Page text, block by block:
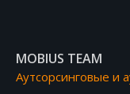
MOBIUS TEAM
Аутсорсинговые и